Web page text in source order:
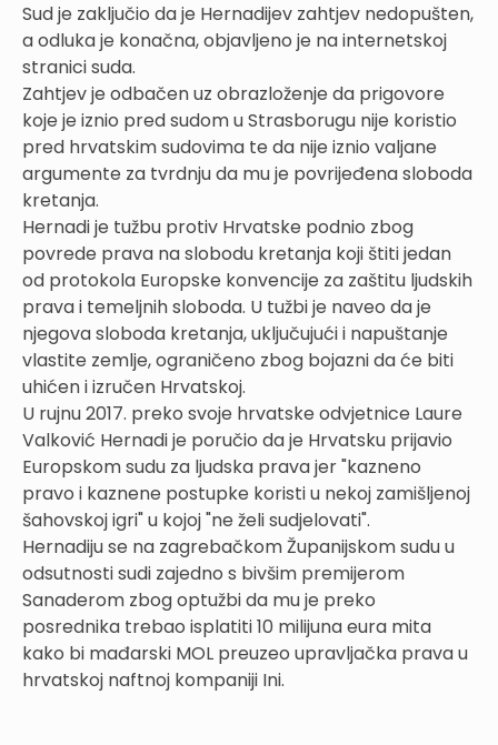
Sud je zaključio da je Hernadijev zahtjev nedopušten,
a odluka je konačna, objavljeno je na internetskoj
stranici suda.
Zahtjev je odbačen uz obrazloženje da prigovore
koje je iznio pred sudom u Strasborugu nije koristio
pred hrvatskim sudovima te da nije iznio valjane
argumente za tvrdnju da mu je povrijeđena sloboda
kretanja.
Hernadi je tužbu protiv Hrvatske podnio zbog
povrede prava na slobodu kretanja koji štiti jedan
od protokola Europske konvencije za zaštitu ljudskih
prava i temeljnih sloboda. U tužbi je naveo da je
njegova sloboda kretanja, uključujući i napuštanje
vlastite zemlje, ograničeno zbog bojazni da će biti
uhićen i izručen Hrvatskoj.
U rujnu 2017. preko svoje hrvatske odvjetnice Laure
Valković Hernadi je poručio da je Hrvatsku prijavio
Europskom sudu za ljudska prava jer "kazneno
pravo i kaznene postupke koristi u nekoj zamišljenoj
šahovskoj igri" u kojoj "ne želi sudjelovati".
Hernadiju se na zagrebačkom Županijskom sudu u
odsutnosti sudi zajedno s bivšim premijerom
Sanaderom zbog optužbi da mu je preko
posrednika trebao isplatiti 10 milijuna eura mita
kako bi mađarski MOL preuzeo upravljačka prava u
hrvatskoj naftnoj kompaniji Ini.